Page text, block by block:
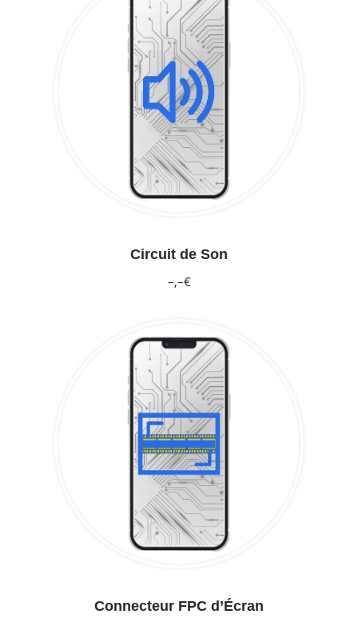
Circuit de Son
–,–€
Connecteur FPC d’Écran